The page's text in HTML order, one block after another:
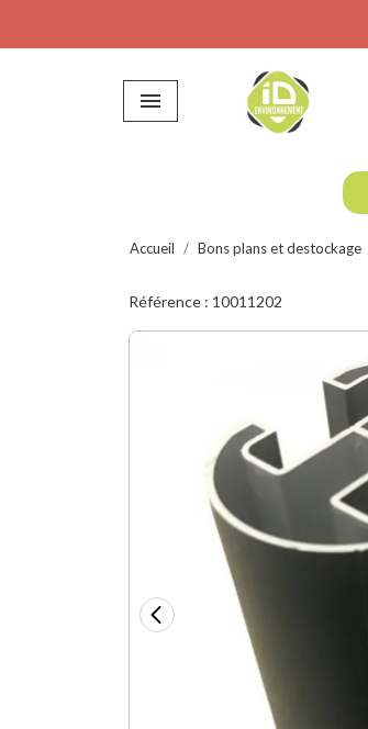

Accueil Bons plans et destockage
Référence : 10011202